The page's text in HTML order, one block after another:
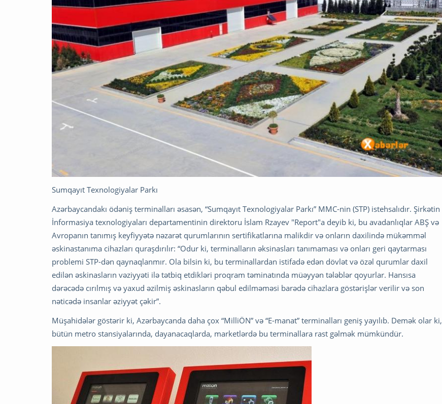
Sumqayıt Texnologiyalar Parkı
Azərbaycandakı ödəniş terminalları əsasən, “Sumqayıt Texnologiyalar Parkı” MMC-nin (STP) istehsalıdır. Şirkətin
İnformasiya texnologiyaları departamentinin direktoru İslam Rzayev "Report"a deyib ki, bu avadanlıqlar ABŞ və
Avropanın tanımış keyfiyyətə nəzarət qurumlarının sertifikatlarına malikdir və onların daxilində mükəmməl
əskinastanıma cihazları quraşdırılır: “Odur ki, terminalların əksinasları tanımaması və onları geri qaytarması
problemi STP-dən qaynaqlanmır. Ola bilsin ki, bu terminallardan istifadə edən dövlət və özəl qurumlar daxil
edilən əskinasların vəziyyəti ilə tətbiq etdikləri proqram təminatında müəyyən tələblər qoyurlar. Hansısa
dərəcədə cırılmış və yaxud əzilmiş əskinasların qəbul edilməməsi barədə cihazlara göstərişlər verilir və son
nəticədə insanlar əziyyət çəkir”.
Müşahidələr göstərir ki, Azərbaycanda daha çox “MilliÖN” və “E-manat” terminalları geniş yayılıb. Demək olar ki,
bütün metro stansiyalarında, dayanacaqlarda, marketlərdə bu terminallara rast gəlmək mümkündür.